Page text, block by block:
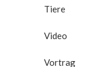
Tiere
Video
Vortrag